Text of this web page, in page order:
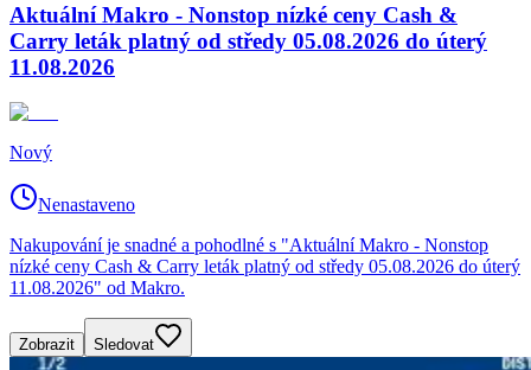
Aktuální Makro - Nonstop nízké ceny Cash &
Carry leták platný od středy 05.08.2026 do úterý
11.08.2026
Nový
Nenastaveno
Nakupování je snadné a pohodlné s "Aktuální Makro - Nonstop
nízké ceny Cash & Carry leták platný od středy 05.08.2026 do úterý
11.08.2026" od Makro.
Zobrazit Sledovat